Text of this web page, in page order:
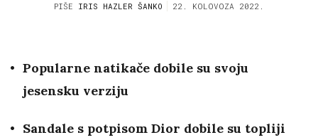
PIŠE IRIS HAZLER ŠANKO 22. KOLOVOZA 2022.
Popularne natikače dobile su svoju
jesensku verziju
Sandale s potpisom Dior dobile su topliji